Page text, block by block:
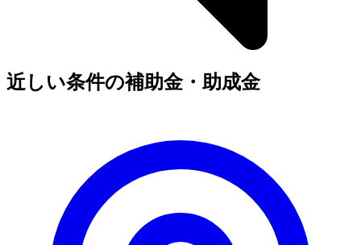
近しい条件の補助金・助成金